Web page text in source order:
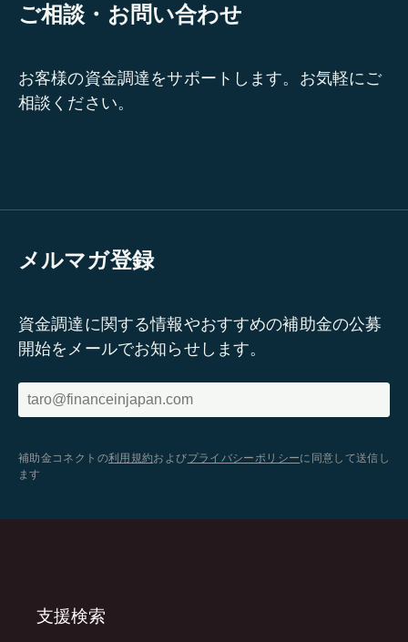
ご相談・お問い合わせ
お客様の資金調達をサポートします。お気軽にご
相談ください。
メルマガ登録
資金調達に関する情報やおすすめの補助金の公募
開始をメールでお知らせします。
補助金コネクトの利用規約およびプライバシーポリシーに同意して送信し
ます
支援検索